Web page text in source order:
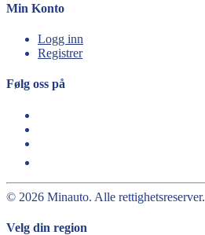
Min Konto
Logg inn
Registrer
Følg oss på
© 2026 Minauto. Alle rettighetsreserver.
Velg din region